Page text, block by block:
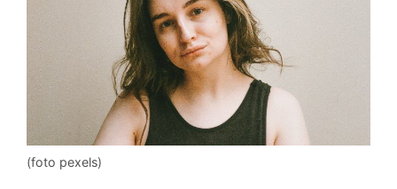
(foto pexels)